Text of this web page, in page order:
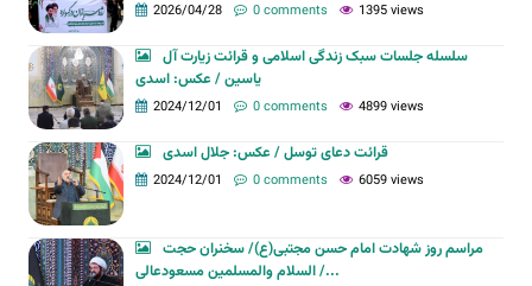
2026/04/28 0 comments 1395 views
سلسله جلسات سبک زندگی اسلامی و قرائت زیارت آل
یاسین / عکس: اسدی
2024/12/01 0 comments 4899 views
قرائت دعای توسل / عکس: جلال اسدی
2024/12/01 0 comments 6059 views
مراسم روز شهادت امام حسن مجتبی(ع)/ سخنران حجت
السلام والمسلمین مسعودعالی /...